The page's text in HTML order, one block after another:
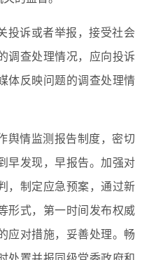
投诉或者举报，接受社会
调查处理情况，应向投诉
体反映问题的调查处理情
舆情监测报告制度，密切
早发现，早报告。加强对
，制定应急预案，通过新
形式，第一时间发布权威
应对措施，妥善处理。畅